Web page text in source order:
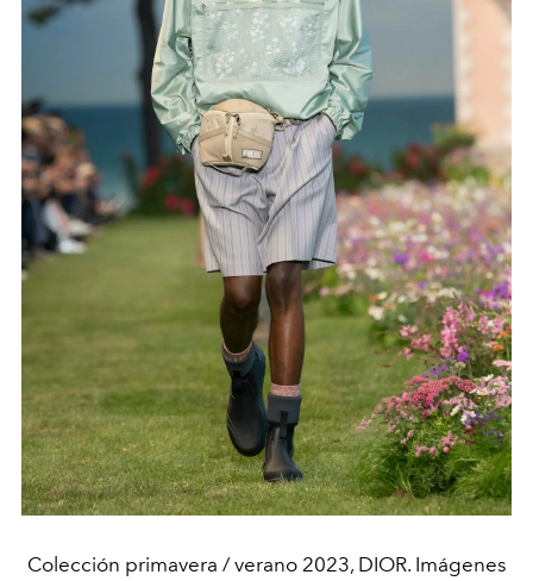
Colección primavera / verano 2023, DIOR. Imágenes